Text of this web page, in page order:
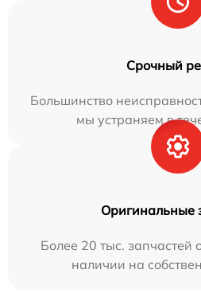
Срочный
Большинство
мы устраняем в
Оригинальные
Более 20 тыс. запчастей
наличии на